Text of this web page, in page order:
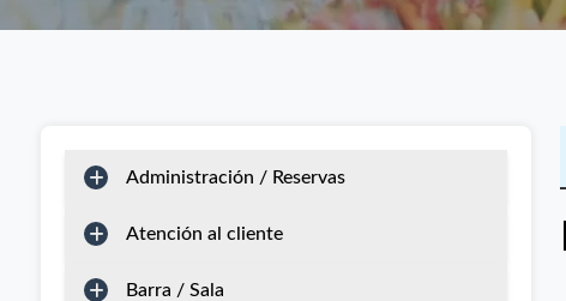
Administración / Reservas
Atención al cliente
Barra / Sala